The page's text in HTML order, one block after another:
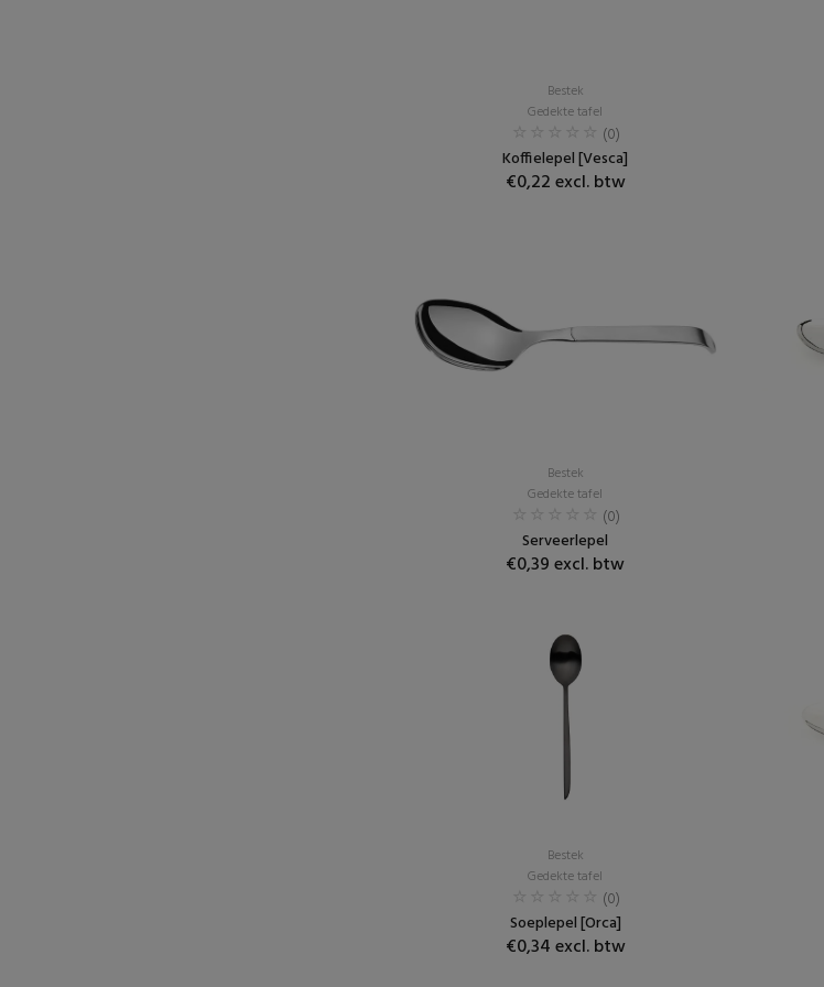
Bestek
Gedekte tafel
(0)
Koffielepel [Vesca]
€0,22 excl. btw
Bestek
Gedekte tafel
(0)
Serveerlepel
€0,39 excl. btw
Bestek
Gedekte tafel
(0)
Soeplepel [Orca]
€0,34 excl. btw